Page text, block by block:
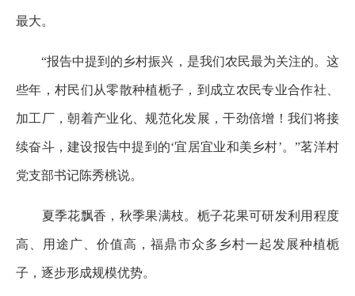
最大。
“报告中提到的乡村振兴，是我们农民最为关注的。这
些年，村民们从零散种植栀子，到成立农民专业合作社、
加工厂，朝着产业化、规范化发展，干劲倍增！我们将接
续奋斗，建设报告中提到的‘宜居宜业和美乡村’。”茗洋村
党支部书记陈秀桃说。
夏季花飘香，秋季果满枝。栀子花果可研发利用程度
高、用途广、价值高，福鼎市众多乡村一起发展种植栀
子，逐步形成规模优势。